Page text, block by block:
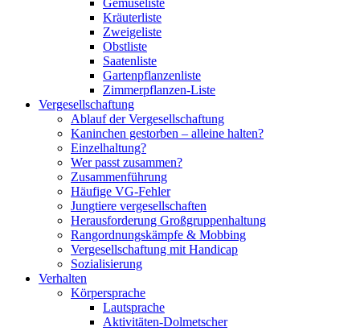
Gemüseliste
Kräuterliste
Zweigeliste
Obstliste
Saatenliste
Gartenpflanzenliste
Zimmerpflanzen-Liste
Vergesellschaftung
Ablauf der Vergesellschaftung
Kaninchen gestorben – alleine halten?
Einzelhaltung?
Wer passt zusammen?
Zusammenführung
Häufige VG-Fehler
Jungtiere vergesellschaften
Herausforderung Großgruppenhaltung
Rangordnungskämpfe & Mobbing
Vergesellschaftung mit Handicap
Sozialisierung
Verhalten
Körpersprache
Lautsprache
Aktivitäten-Dolmetscher